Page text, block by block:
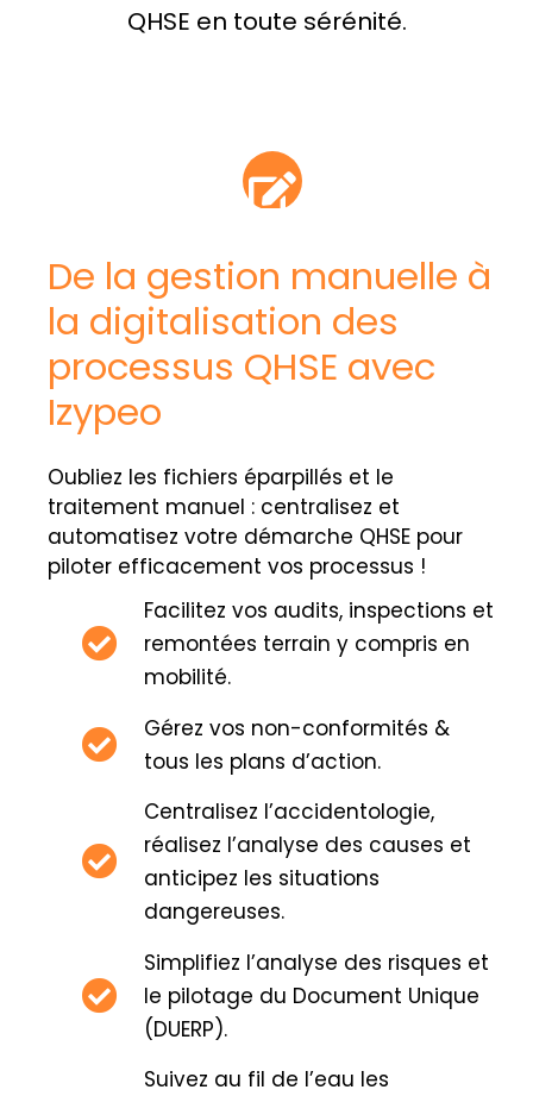
QHSE en toute sérénité.
De la gestion manuelle à
la digitalisation des
processus QHSE avec
Izypeo
Oubliez les fichiers éparpillés et le
traitement manuel : centralisez et
automatisez votre démarche QHSE pour
piloter efficacement vos processus !
Facilitez vos audits, inspections et
remontées terrain y compris en
mobilité.
Gérez vos non-conformités &
tous les plans d’action.
Centralisez l’accidentologie,
réalisez l’analyse des causes et
anticipez les situations
dangereuses.
Simplifiez l’analyse des risques et
le pilotage du Document Unique
(DUERP).
Suivez au fil de l’eau les